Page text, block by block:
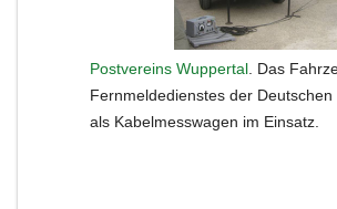
Postvereins Wuppertal . Das
Fernmeldedienstes der
als Kabelmesswagen im Einsatz.